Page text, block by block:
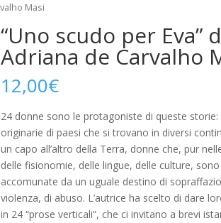
Masi
“Uno scudo per Eva”
Adriana de Carvalho
12,00€
24 donne sono le protagoniste di queste storie:
originarie di paesi che si trovano in diversi
un capo all’altro della Terra, donne che, pur
delle fisionomie, delle lingue, delle culture, sono
accomunate da un uguale destino di
violenza, di abuso. L’autrice ha scelto di dare
in 24 “prose verticali”, che ci invitano a brevi